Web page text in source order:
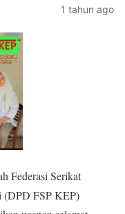
1 tahun ago
Federasi Serikat
(DPD FSP KEP)